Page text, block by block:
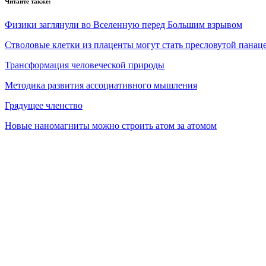
Физики заглянули во Вселенную перед Большим взрывом
Стволовые клетки из плаценты могут стать пресловутой
Трансформация человеческой природы
Методика развития ассоциативного мышления
Грядущее членство
Новые наномагниты можно строить атом за атомом